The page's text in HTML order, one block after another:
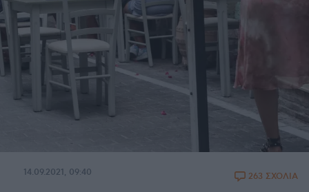
14.09.2021, 09:40 263 ΣΧΟΛΙΑ